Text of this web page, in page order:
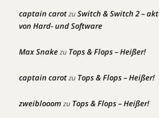
captain carotzuSwitch & Switch 2 –
von Hard- und Software
Max Snakezu Tops & Flops – Heißer!
captain carotzu Tops & Flops – Heißer!
zweiblooom zu Tops & Flops – Heißer!